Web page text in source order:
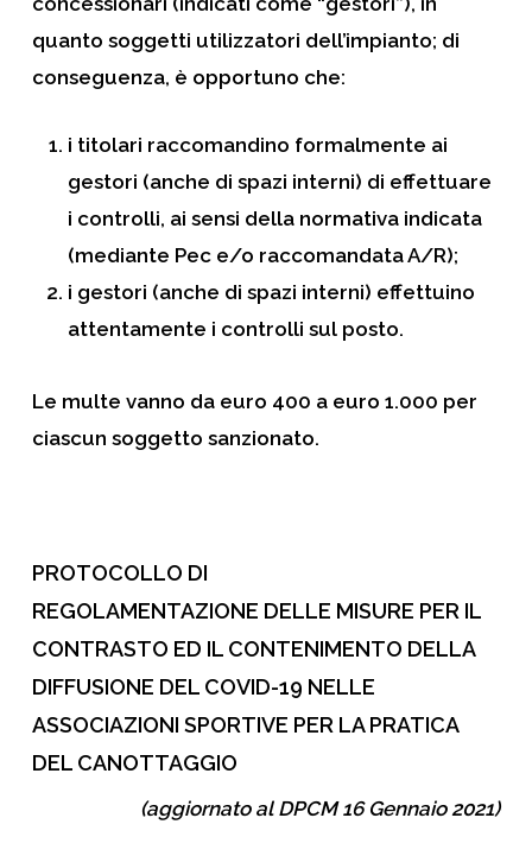
quanto soggetti utilizzatori dell’impianto; di
conseguenza, è opportuno che:
i titolari raccomandino formalmente ai
gestori (anche di spazi interni) di effettuare
i controlli, ai sensi della normativa indicata
(mediante Pec e/o raccomandata A/R);
i gestori (anche di spazi interni) effettuino
attentamente i controlli sul posto.
Le multe vanno da euro 400 a euro 1.000 per
ciascun soggetto sanzionato.
PROTOCOLLO DI
REGOLAMENTAZIONE DELLE MISURE PER IL
CONTRASTO ED IL CONTENIMENTO DELLA
DIFFUSIONE DEL COVID-19 NELLE
ASSOCIAZIONI SPORTIVE PER LA PRATICA
DEL CANOTTAGGIO
(aggiornato al DPCM 16 Gennaio 2021)